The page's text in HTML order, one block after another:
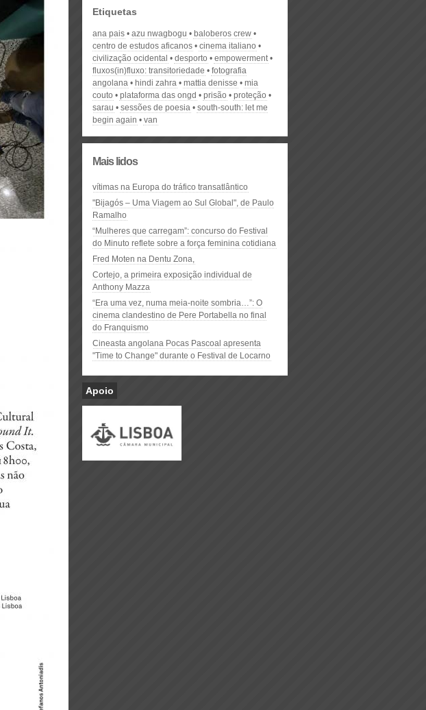
Etiquetas
ana pais azu nwagbogu
baloberos crew
centro de estudos aficanos
cinema italiano
civilização ocidental
desporto
empowerment
fluxos(in)fluxo: transitoriedade
fotografia
angolana
hindi zahra mattia denisse
mia
couto
plataforma das ongd prisão
proteção
sarau
sessões de poesia
south-south: let me
begin again
van
Mais lidos
vítimas na Europa do tráfico transatlântico
"Bijagós – Uma Viagem ao Sul Global", de Paulo
Ramalho
“Mulheres que carregam”: concurso do Festival
do Minuto reflete sobre a força feminina cotidiana
Fred Moten na Dentu Zona,
Cortejo, a primeira exposição individual de
Anthony Mazza
“Era uma vez, numa meia-noite sombria…”: O
cinema clandestino de Pere Portabella no final
do Franquismo
Cineasta angolana Pocas Pascoal apresenta
"Time to Change" durante o Festival de Locarno
Apoio